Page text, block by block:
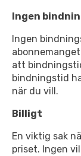
Ingen
Ingen
att
bindningstid
när du vill.
Billigt
En viktig sak
priset. Ingen